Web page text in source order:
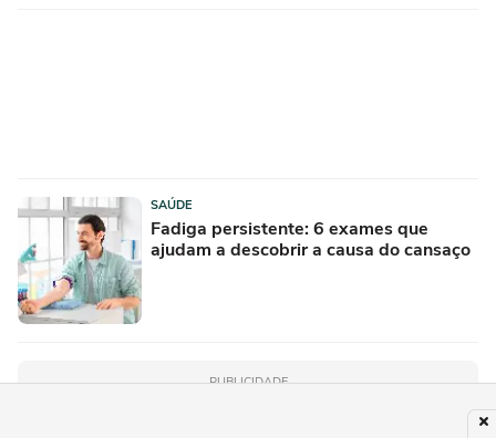
SAÚDE
Fadiga persistente: 6 exames que
ajudam a descobrir a causa do cansaço
PUBLICIDADE